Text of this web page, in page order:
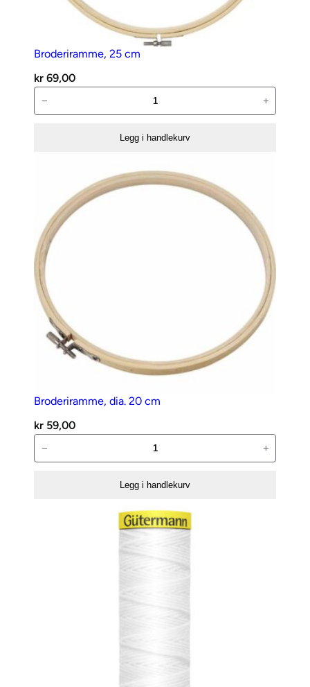
Broderiramme, 25 cm
kr 69,00
25
− +
Legg i handlekurv
Broderiramme, dia. 20 cm
kr 59,00
dia.
− +
Legg i handlekurv